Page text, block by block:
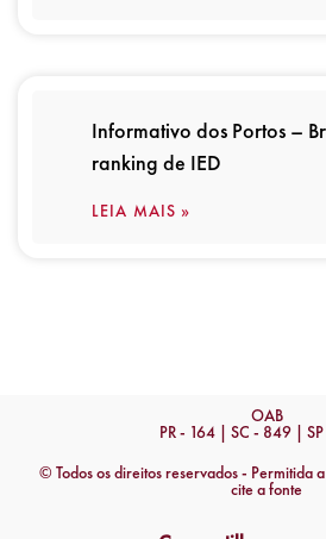
Informativo dos Portos –
ranking de IED
LEIA MAIS »
OAB
PR - 164 | SC - 849 |
© Todos os direitos reservados - Permitida
cite a fonte